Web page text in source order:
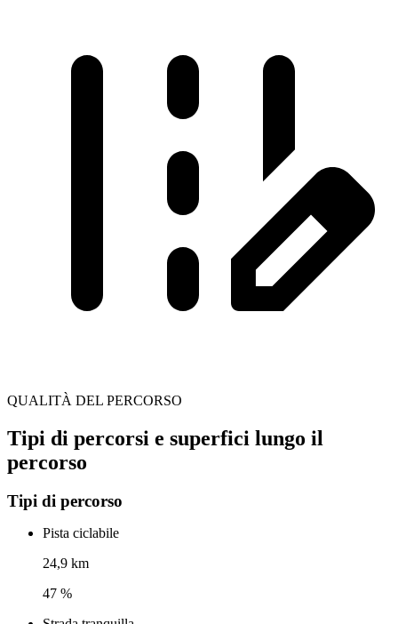
QUALITÀ DEL PERCORSO
Tipi di percorsi e superfici lungo il
percorso
Tipi di percorso
Pista ciclabile
24,9 km
47 %